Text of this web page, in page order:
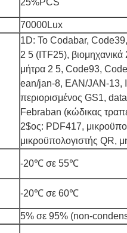
25%PCS
70000Lux
1D: Το Codabar,
2 5 (ITF25),
μήτρα 2 5, Code93,
ean/jan-8, EAN/JAN-13,
περιορισμένος GS1,
Febraban (κώδικας
2$ος: PDF417,
μικροϋπολογιστής QR,
-20℃ σε 55℃
-20℃ σε 60℃
5% σε 95% (non-